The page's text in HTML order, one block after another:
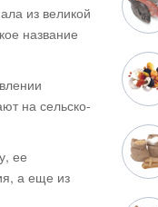
из великой
название
на сельско-
ее
а еще из